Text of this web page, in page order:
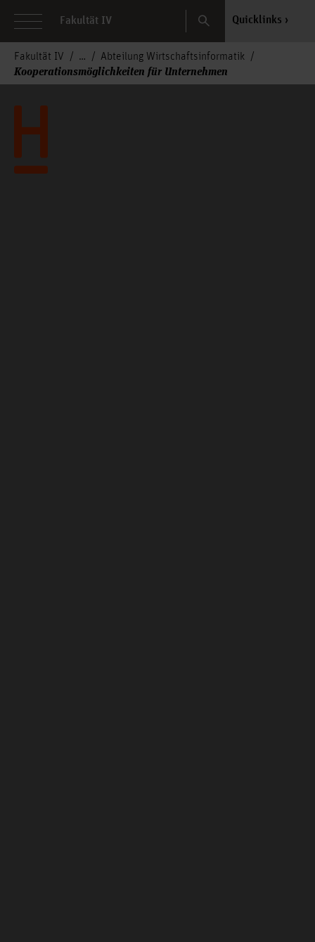
Fakultät IV Search Quicklinks
Fakultät IV Abteilung Wirtschaftsinformatik
Kooperationsmöglichkeiten für Unternehmen